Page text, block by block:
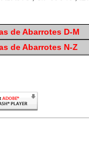
de Abarrotes D-M
de Abarrotes N-Z